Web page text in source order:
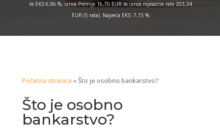
te EKS 6,96 %, iznos Premije 16,70 EUR te iznos mjesečne rate 203,34
EUR (5 rata). Najveća EKS: 7,15 %
Početna stranica »Što je osobno bankarstvo?
Što je osobno
bankarstvo?